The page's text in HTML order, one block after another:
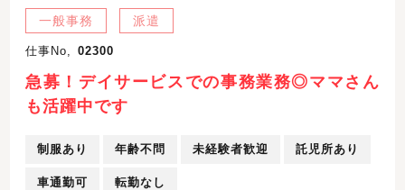
一般事務 派遣
仕事No, 02300
急募！デイサービスでの事務業務◎ママさん
も活躍中です
制服あり 年齢不問 未経験者歓迎 託児所あり
車通勤可 転勤なし